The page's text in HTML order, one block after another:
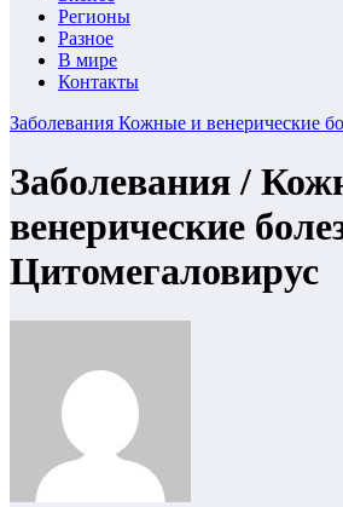
Регионы
Разное
В мире
Контакты
Заболевания Кожные и венерические
Заболевания /
венерические
Цитомегаловирус